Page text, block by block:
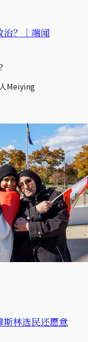
治？｜端闻
Meiying
林选民还愿意